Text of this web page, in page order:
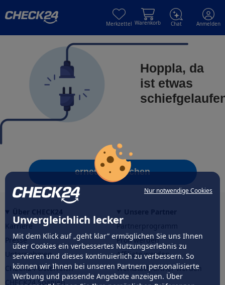
Nur notwendige Cookies
Unvergleichlich lecker
Mit dem Klick auf „geht klar” ermöglichen Sie uns Ihnen
über Cookies ein verbessertes Nutzungserlebnis zu
servieren und dieses kontinuierlich zu verbessern. So
können wir Ihnen bei unseren Partnern personalisierte
Werbung und passende Angebote anzeigen. Über
Merkzettel Warenkorb Chat Anmelden
Hoppla, da
ist etwas
erneut versuchen
Karriere
Presse
Unternehmen
CHECK24 Österreich
CHECK24 Spanien
Partnerprogramm
Profi werden
Affiliate werden
Werkstattpartner werden